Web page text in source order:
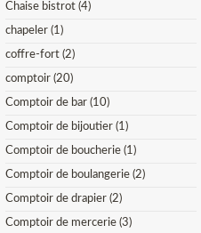
Chaise bistrot (4)
chapeler (1)
coffre-fort (2)
comptoir (20)
Comptoir de bar (10)
Comptoir de bijoutier (1)
Comptoir de boucherie (1)
Comptoir de boulangerie (2)
Comptoir de drapier (2)
Comptoir de mercerie (3)